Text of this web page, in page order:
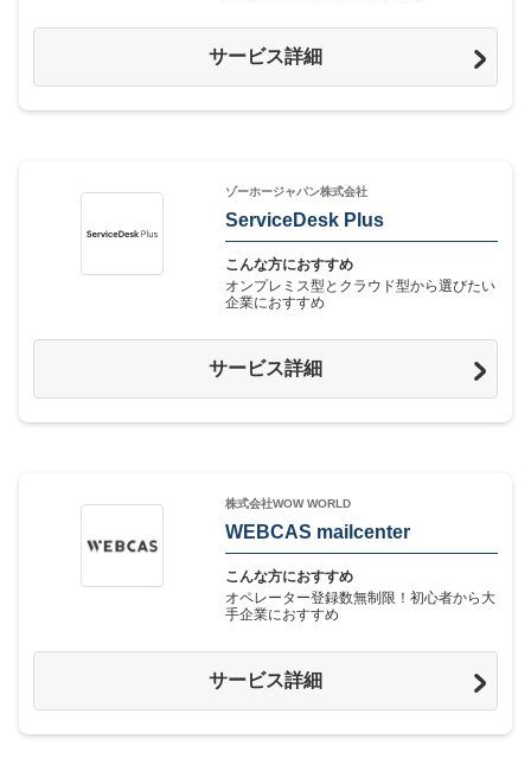
サービス詳細
ゾーホージャパン株式会社
ServiceDesk Plus
こんな方におすすめ
オンプレミス型とクラウド型から選びたい
企業におすすめ
サービス詳細
株式会社WOW WORLD
WEBCAS mailcenter
こんな方におすすめ
オペレーター登録数無制限！初心者から大
手企業におすすめ
サービス詳細